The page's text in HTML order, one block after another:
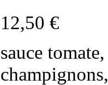
12,50 €
sauce